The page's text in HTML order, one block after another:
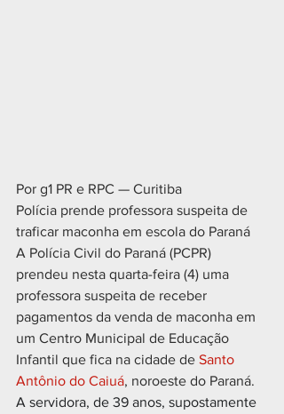
Por g1 PR e RPC — Curitiba
Polícia prende professora suspeita de
traficar maconha em escola do Paraná
A Polícia Civil do Paraná (PCPR)
prendeu nesta quarta-feira (4) uma
professora suspeita de receber
pagamentos da venda de maconha em
um Centro Municipal de Educação
Infantil que fica na cidade de Santo
Antônio do Caiuá, noroeste do Paraná.
A servidora, de 39 anos, supostamente